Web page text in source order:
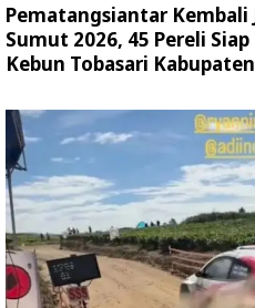
Pematangsiantar Kembali
Sumut 2026, 45 Pereli
Kebun Tobasari